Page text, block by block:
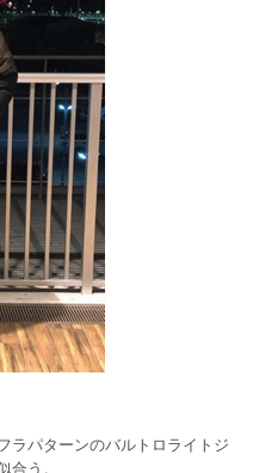
ラパターンのバルトロライトジ
合う。